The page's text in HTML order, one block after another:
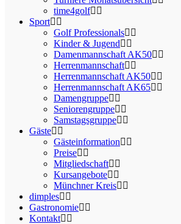
time4golf
Sport
Golf Professionals
Kinder & Jugend
Damenmannschaft AK50
Herrenmannschaft
Herrenmannschaft AK50
Herrenmannschaft AK65
Damengruppe
Seniorengruppe
Samstagsgruppe
Gäste
Gästeinformation
Preise
Mitgliedschaft
Kursangebote
Münchner Kreis
dimples
Gastronomie
Kontakt